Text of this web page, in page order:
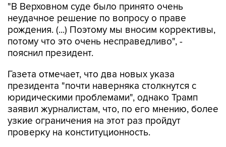
"В Верховном суде было принято очень
неудачное решение по вопросу о праве
рождения. (...) Поэтому мы вносим коррективы,
потому что это очень несправедливо", -
пояснил президент.
Газета отмечает, что два новых указа
президента "почти наверняка столкнутся с
юридическими проблемами", однако Трамп
заявил журналистам, что, по его мнению, более
узкие ограничения на этот раз пройдут
проверку на конституционность.